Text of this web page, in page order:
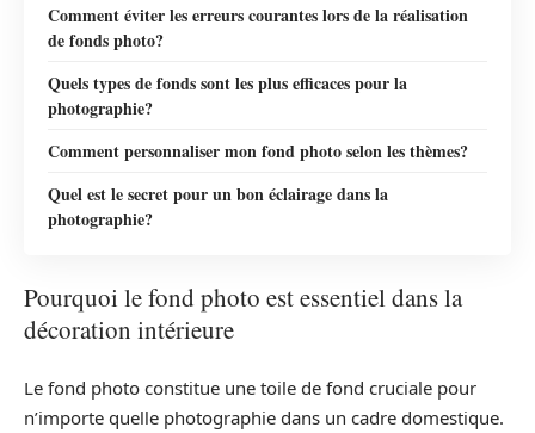
Comment éviter les erreurs courantes lors de la réalisation
de fonds photo?
Quels types de fonds sont les plus efficaces pour la
photographie?
Comment personnaliser mon fond photo selon les thèmes?
Quel est le secret pour un bon éclairage dans la
photographie?
Pourquoi le fond photo est essentiel dans la
décoration intérieure
Le fond photo constitue une toile de fond cruciale pour
n’importe quelle photographie dans un cadre domestique.